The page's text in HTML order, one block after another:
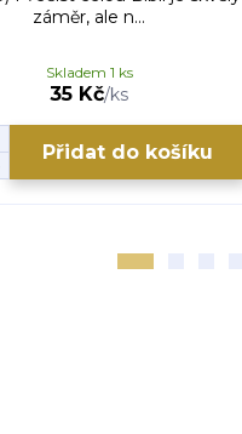
záměr, ale n...
35 Kč/ks
Skladem 1 ks
Přidat do košíku